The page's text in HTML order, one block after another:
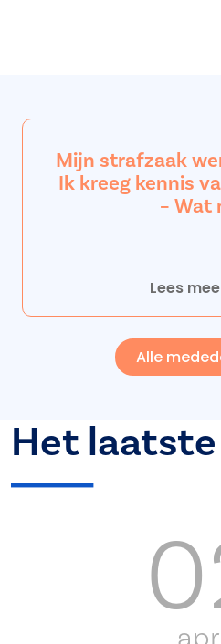
Mijn strafzaak
Ik kreeg kennis
– Wat
Lees
Alle
Het